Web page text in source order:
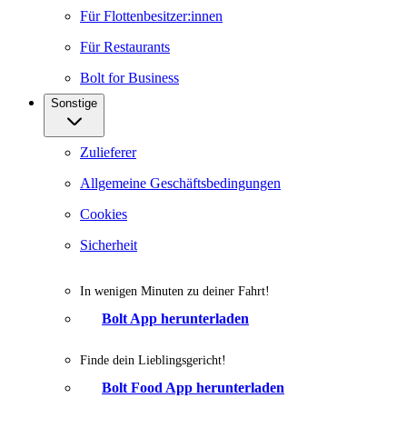
Für Flottenbesitzer:innen
Für Restaurants
Bolt for Business
Sonstige
Zulieferer
Allgemeine Geschäftsbedingungen
Cookies
Sicherheit
In wenigen Minuten zu deiner Fahrt!
Bolt App herunterladen
Finde dein Lieblingsgericht!
Bolt Food App herunterladen